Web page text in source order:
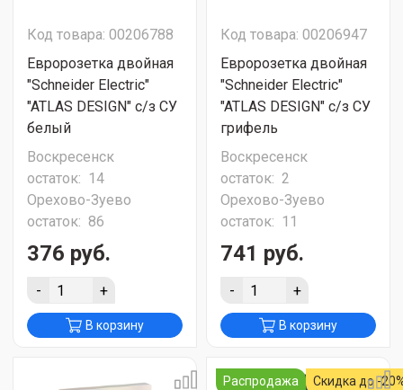
Код товара: 00206788
Евророзетка двойная
"Schneider Electric"
"ATLAS DESIGN" с/з СУ
белый
Воскресенск
остаток: 14
Орехово-Зуево
остаток: 86
376 руб.
- +
В корзину
Код товара: 00206947
Евророзетка двойная
"Schneider Electric"
"ATLAS DESIGN" с/з СУ
грифель
Воскресенск
остаток: 2
Орехово-Зуево
остаток: 11
741 руб.
- +
В корзину
Распродажа Скидка до -